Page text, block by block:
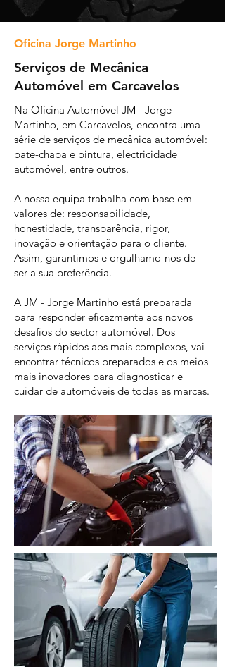
Oficina Jorge Martinho
Serviços de Mecânica
Automóvel em Carcavelos
Na Oficina Automóvel JM - Jorge
Martinho, em Carcavelos, encontra uma
série de serviços de mecânica automóvel:
bate-chapa e pintura, electricidade
automóvel, entre outros.
A nossa equipa trabalha com base em
valores de: responsabilidade,
honestidade, transparência, rigor,
inovação e orientação para o cliente.
Assim, garantimos e orgulhamo-nos de
ser a sua preferência.
A JM - Jorge Martinho está preparada
para responder eficazmente aos novos
desafios do sector automóvel. Dos
serviços rápidos aos mais complexos, vai
encontrar técnicos preparados e os meios
mais inovadores para diagnosticar e
cuidar de automóveis de todas as marcas.